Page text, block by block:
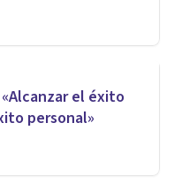
«Alcanzar el éxito
personal»